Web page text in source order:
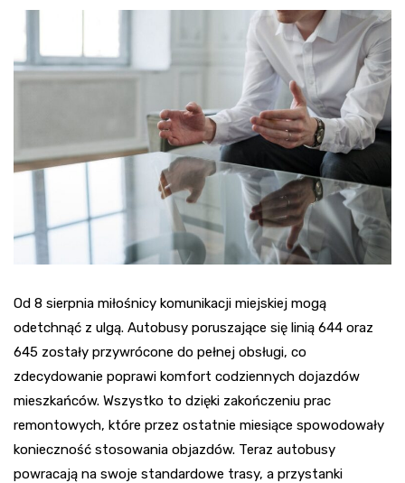
Od 8 sierpnia miłośnicy komunikacji miejskiej mogą
odetchnąć z ulgą. Autobusy poruszające się linią 644 oraz
645 zostały przywrócone do pełnej obsługi, co
zdecydowanie poprawi komfort codziennych dojazdów
mieszkańców. Wszystko to dzięki zakończeniu prac
remontowych, które przez ostatnie miesiące spowodowały
konieczność stosowania objazdów. Teraz autobusy
powracają na swoje standardowe trasy, a przystanki